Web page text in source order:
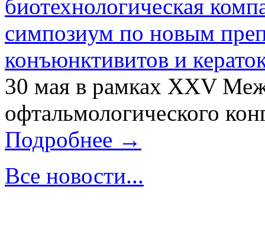
биотехнологическая
симпозиум по новым
конъюнктивитов и
30 мая в рамках XXV
офтальмологического
Подробнее →
Все новости...